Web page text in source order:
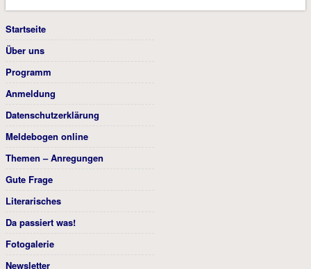
Startseite
Über uns
Programm
Anmeldung
Datenschutzerklärung
Meldebogen online
Themen – Anregungen
Gute Frage
Literarisches
Da passiert was!
Fotogalerie
Newsletter